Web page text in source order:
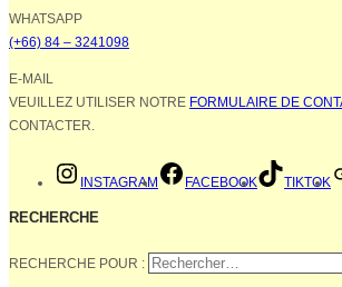
WHATSAPP
(+66) 84 – 3241098
E-MAIL
VEUILLEZ UTILISER NOTRE FORMULAIRE DE
CONTACTER.
INSTAGRAM FACEBOOK TIKTOK
RECHERCHE
RECHERCHE POUR :